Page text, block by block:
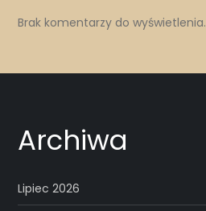
Brak komentarzy do wyświetlenia.
Archiwa
Lipiec 2026